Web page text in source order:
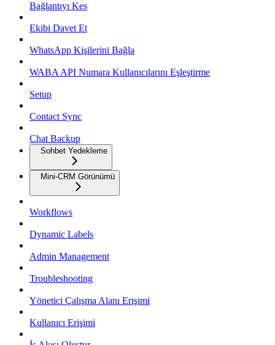
Bağlantıyı Kes
Ekibi Davet Et
WhatsApp Kişilerini Bağla
WABA API Numara Kullanıcılarını Eşleştirme
Setup
Contact Sync
Chat Backup
Sohbet Yedekleme
Mini-CRM Görünümü
Workflows
Dynamic Labels
Admin Management
Troubleshooting
Yönetici Çalışma Alanı Erişimi
Kullanıcı Erişimi